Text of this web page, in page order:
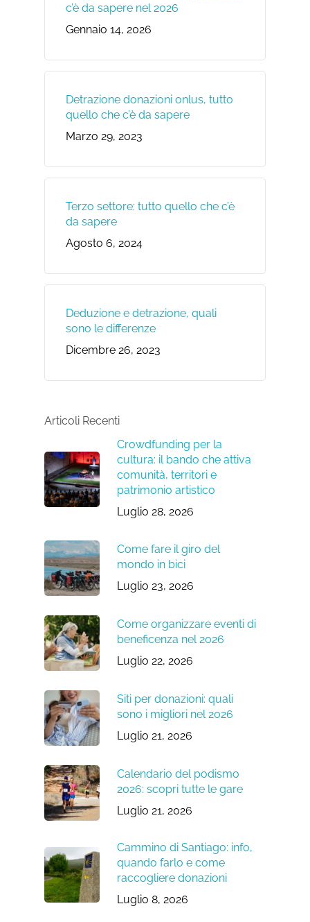
c’è da sapere nel 2026
Gennaio 14, 2026
Detrazione donazioni onlus, tutto
quello che c’è da sapere
Marzo 29, 2023
Terzo settore: tutto quello che c’è
da sapere
Agosto 6, 2024
Deduzione e detrazione, quali
sono le differenze
Dicembre 26, 2023
Articoli Recenti
Crowdfunding per la
cultura: il bando che attiva
comunità, territori e
patrimonio artistico
Luglio 28, 2026
Come fare il giro del
mondo in bici
Luglio 23, 2026
Come organizzare eventi di
beneficenza nel 2026
Luglio 22, 2026
Siti per donazioni: quali
sono i migliori nel 2026
Luglio 21, 2026
Calendario del podismo
2026: scopri tutte le gare
Luglio 21, 2026
Cammino di Santiago: info,
quando farlo e come
raccogliere donazioni
Luglio 8, 2026